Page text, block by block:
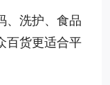
、洗护、食品
百货更适合平